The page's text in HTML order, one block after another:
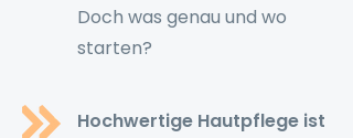
Doch was genau und wo
starten?
Hochwertige Hautpflege ist